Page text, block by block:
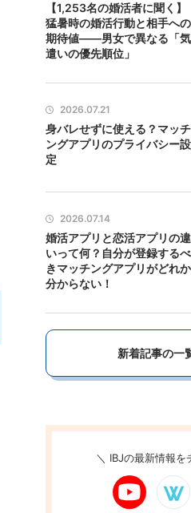
【1,253名の婚活者に聞く】
猛暑時の婚活行動と相手への
期待値――男女で異なる「気
遣いの優先順位」
2026.07.21
身バレせずに使える？マッチ
ングアプリのプライバシー設
定
2026.07.14
婚活アプリと恋活アプリの違
いって何？自分が登録するべ
きマッチングアプリがどれか
分からない！
新着記事の一
＼ IBJの最新情報を